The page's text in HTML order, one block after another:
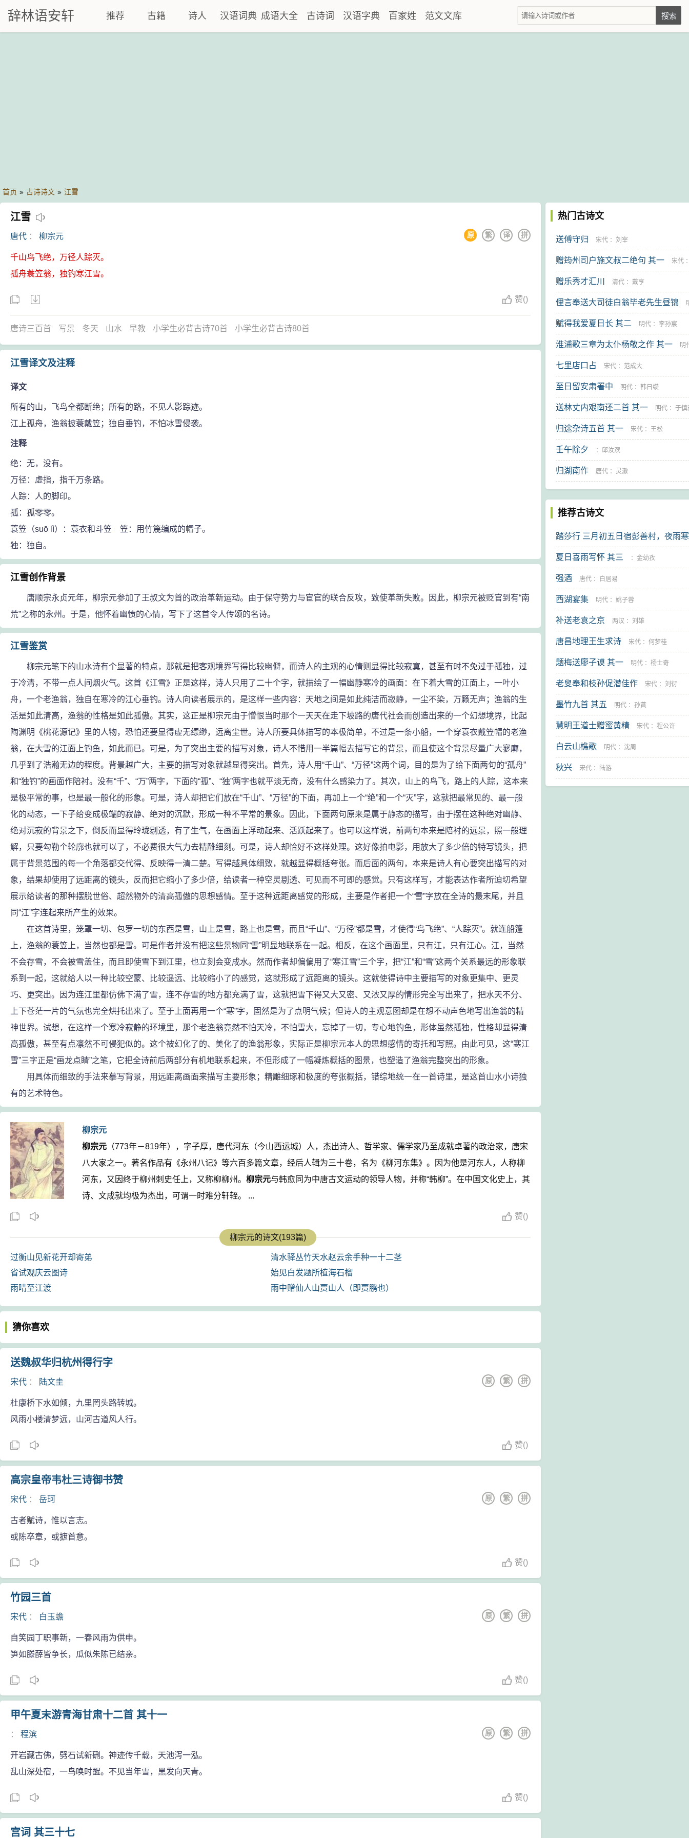
辞林语安轩 推荐 古籍 诗人 汉语词典 成语大全 古诗词 汉语字典 百家姓 范文文库
首页 » 古诗诗文 » 江雪
江雪
唐代 ： 柳宗元 拼
译
繁
原
千山鸟飞绝，万径人踪灭。
孤舟蓑笠翁，独钓寒江雪。
赞()
唐诗三百首 写景 冬天 山水 早教 小学生必背古诗70首 小学生必背古诗80首
江雪译文及注释
译文
所有的山，飞鸟全都断绝；所有的路，不见人影踪迹。
江上孤舟，渔翁披蓑戴笠；独自垂钓，不怕冰雪侵袭。
注释
绝：无，没有。
万径：虚指，指千万条路。
人踪：人的脚印。
孤：孤零零。
蓑笠（suō lì）：蓑衣和斗笠 笠：用竹篾编成的帽子。
独：独自。
江雪创作背景
唐顺宗永贞元年，柳宗元参加了王叔文为首的政治革新运动。由于保守势力与宦官的联合反攻，致使革新失败。因此，柳宗元被贬官到有“南
荒”之称的永州。于是，他怀着幽愤的心情，写下了这首令人传颂的名诗。
江雪鉴赏
柳宗元笔下的山水诗有个显著的特点，那就是把客观境界写得比较幽僻，而诗人的主观的心情则显得比较寂寞，甚至有时不免过于孤独，过
于冷清，不带一点人间烟火气。这首《江雪》正是这样，诗人只用了二十个字，就描绘了一幅幽静寒冷的画面：在下着大雪的江面上，一叶小
舟，一个老渔翁，独自在寒冷的江心垂钓。诗人向读者展示的，是这样一些内容：天地之间是如此纯洁而寂静，一尘不染，万籁无声；渔翁的生
活是如此清高，渔翁的性格是如此孤傲。其实，这正是柳宗元由于憎恨当时那个一天天在走下坡路的唐代社会而创造出来的一个幻想境界，比起
陶渊明《桃花源记》里的人物，恐怕还要显得虚无缥缈，远离尘世。诗人所要具体描写的本极简单，不过是一条小船，一个穿蓑衣戴笠帽的老渔
翁，在大雪的江面上钓鱼，如此而已。可是，为了突出主要的描写对象，诗人不惜用一半篇幅去描写它的背景，而且使这个背景尽量广大寥廓，
几乎到了浩瀚无边的程度。背景越广大，主要的描写对象就越显得突出。首先，诗人用“千山”、“万径”这两个词，目的是为了给下面两句的“孤舟”
和“独钓”的画面作陪衬。没有“千”、“万”两字，下面的“孤”、“独”两字也就平淡无奇，没有什么感染力了。其次，山上的鸟飞，路上的人踪，这本来
是极平常的事，也是最一般化的形象。可是，诗人却把它们放在“千山”、“万径”的下面，再加上一个“绝”和一个“灭”字，这就把最常见的、最一般
化的动态，一下子给变成极端的寂静、绝对的沉默，形成一种不平常的景象。因此，下面两句原来是属于静态的描写，由于摆在这种绝对幽静、
绝对沉寂的背景之下，倒反而显得玲珑剔透，有了生气，在画面上浮动起来、活跃起来了。也可以这样说，前两句本来是陪衬的远景，照一般理
解，只要勾勒个轮廓也就可以了，不必费很大气力去精雕细刻。可是，诗人却恰好不这样处理。这好像拍电影，用放大了多少倍的特写镜头，把
属于背景范围的每一个角落都交代得、反映得一清二楚。写得越具体细致，就越显得概括夸张。而后面的两句，本来是诗人有心要突出描写的对
象，结果却使用了远距离的镜头，反而把它缩小了多少倍，给读者一种空灵剔透、可见而不可即的感觉。只有这样写，才能表达作者所迫切希望
展示给读者的那种摆脱世俗、超然物外的清高孤傲的思想感情。至于这种远距离感觉的形成，主要是作者把一个“雪”字放在全诗的最末尾，并且
同“江”字连起来所产生的效果。
在这首诗里，笼罩一切、包罗一切的东西是雪，山上是雪，路上也是雪，而且“千山”、“万径”都是雪，才使得“鸟飞绝”、“人踪灭”。就连船篷
上，渔翁的蓑笠上，当然也都是雪。可是作者并没有把这些景物同“雪”明显地联系在一起。相反，在这个画面里，只有江，只有江心。江，当然
不会存雪，不会被雪盖住，而且即使雪下到江里，也立刻会变成水。然而作者却偏偏用了“寒江雪”三个字，把“江”和“雪”这两个关系最远的形象联
系到一起，这就给人以一种比较空蒙、比较遥远、比较缩小了的感觉，这就形成了远距离的镜头。这就使得诗中主要描写的对象更集中、更灵
巧、更突出。因为连江里都仿佛下满了雪，连不存雪的地方都充满了雪，这就把雪下得又大又密、又浓又厚的情形完全写出来了，把水天不分、
上下苍茫一片的气氛也完全烘托出来了。至于上面再用一个“寒”字，固然是为了点明气候；但诗人的主观意图却是在想不动声色地写出渔翁的精
神世界。试想，在这样一个寒冷寂静的环境里，那个老渔翁竟然不怕天冷，不怕雪大，忘掉了一切，专心地钓鱼，形体虽然孤独，性格却显得清
高孤傲，甚至有点凛然不可侵犯似的。这个被幻化了的、美化了的渔翁形象，实际正是柳宗元本人的思想感情的寄托和写照。由此可见，这“寒江
雪”三字正是“画龙点睛”之笔，它把全诗前后两部分有机地联系起来，不但形成了一幅凝炼概括的图景，也塑造了渔翁完整突出的形象。
用具体而细致的手法来摹写背景，用远距离画面来描写主要形象；精雕细琢和极度的夸张概括，错综地统一在一首诗里，是这首山水小诗独
有的艺术特色。
柳宗元
柳宗元 （773年－819年），字子厚，唐代河东（今山西运城）人，杰出诗人、哲学家、儒学家乃至成就卓著的政治家，唐宋
八大家之一。著名作品有《永州八记》等六百多篇文章，经后人辑为三十卷，名为《柳河东集》。因为他是河东人，人称柳
河东，又因终于柳州刺史任上，又称柳柳州。 柳宗元与韩愈同为中唐古文运动的领导人物，并称“韩柳”。在中国文化史上，其
诗、文成就均极为杰出，可谓一时难分轩轾。 ...
赞()
柳宗元的诗文(193篇)
过衡山见新花开却寄弟
清水驿丛竹天水赵云余手种一十二茎
省试观庆云图诗
始见白发题所植海石榴
雨晴至江渡
雨中赠仙人山贾山人（即贾鹏也）
猜你喜欢
送魏叔华归杭州得行字
宋代 ： 陆文圭 拼
繁
原
杜康桥下水如倾，九里罔头路转城。
风雨小楼清梦远，山河古道风人行。
赞()
高宗皇帝韦杜三诗御书赞
宋代 ： 岳珂 拼
繁
原
古者赋诗，惟以言志。
或陈卒章，或摭首意。
赞()
竹园三首
宋代 ： 白玉蟾 拼
繁
原
自笑园丁职事新，一春风雨为供申。
笋如滕薛皆争长，瓜似朱陈已结亲。
赞()
甲午夏末游青海甘肃十二首 其十一
： 程滨 拼
繁
原
开岩藏古佛，劈石试新硎。神迹传千载，天池泻一泓。
乱山深处宿，一鸟唤时醒。不见当年雪，黑发向天青。
赞()
宫词 其三十七
热门古诗文
送傅守归 宋代 ： 刘宰
赠筠州司户施文叔二绝句 其一 宋代
圭
赠乐秀才汇川 清代 ： 戴亨
俚言奉送大司徒白翁毕老先生昼锦
孙之獬
赋得我爱夏日长 其二 明代 ： 李孙宸
淮浦歌三章为太仆杨敬之作 其一 明
贡
七里店口占 宋代 ： 范成大
至日留安肃署中 明代 ： 韩日缵
送林丈内艰南还二首 其一 明代 ： 于慎
归途杂诗五首 其一 宋代 ： 王松
壬午除夕 ： 邱汝滨
归湖南作 唐代 ： 灵澈
推荐古诗文
踏莎行 三月初五日宿彭善村，夜雨
晓起雪积寸许，因赋 清代：
夏日喜雨写怀 其三 ： 金幼孜
强酒 唐代 ： 白居易
西湖宴集 明代 ： 姚子蓉
补送老袁之京 两汉 ： 刘雄
唐昌地理王生求诗 宋代 ： 何梦桂
题梅送廖子谟 其一 明代 ： 杨士奇
老叟奉和枝孙促潜佳作 宋代 ： 刘衍
墨竹九首 其五 明代 ： 孙蕡
慧明王道士赠蜜黄精 宋代 ： 程公许
白云山樵歌 明代 ： 沈周
秋兴 宋代 ： 陆游